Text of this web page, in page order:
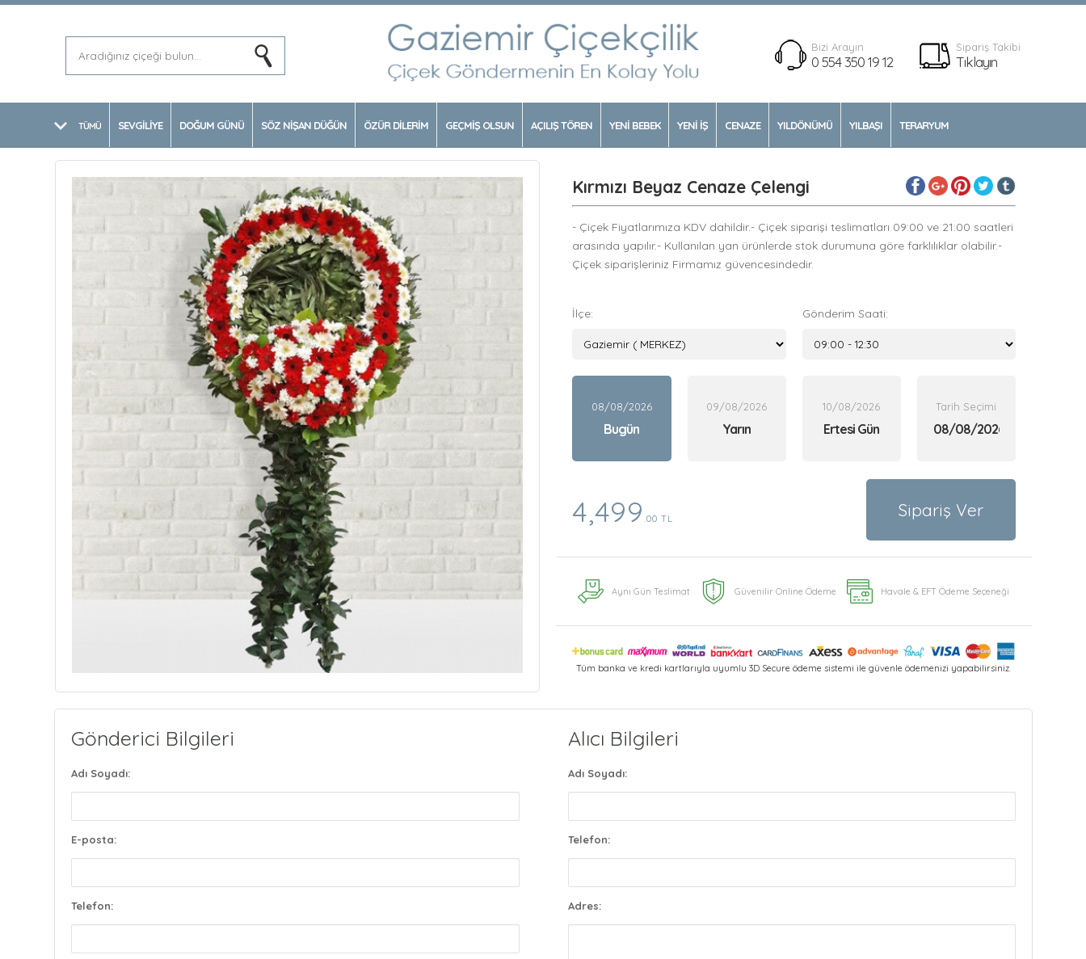
Bizi Arayın
0 554 350 19 12
Sipariş Takibi
Tıklayın
TÜMÜ SEVGİLİYE DOĞUM GÜNÜ SÖZ NİŞAN DÜĞÜN ÖZÜR DİLERİM GEÇMİŞ OLSUN AÇILIŞ TÖREN YENİ BEBEK YENİ İŞ CENAZE YILDÖNÜMÜ YILBAŞI TERARYUM
Kırmızı Beyaz Cenaze Çelengi
- Çiçek Fiyatlarımıza KDV dahildir.- Çiçek siparişi teslimatları 09:00 ve 21:00 saatleri
arasında yapılır.- Kullanılan yan ürünlerde stok durumuna göre farklılıklar olabilir.-
Çiçek siparişleriniz Firmamız güvencesindedir.
İlçe: Gönderim Saati:
08/08/2026
Bugün
09/08/2026
Yarın
10/08/2026
Ertesi Gün
Tarih Seçimi
4,499 .00 TL Sipariş Ver
Aynı Gün Teslimat Güvenilir Online Ödeme Havale & EFT Ödeme Seçeneği
Tüm banka ve kredi kartlarıyla uyumlu 3D Secure ödeme sistemi ile güvenle ödemenizi yapabilirsiniz.
Gönderici Bilgileri
Adı Soyadı:
E-posta:
Telefon:
Alıcı Bilgileri
Adı Soyadı:
Telefon:
Adres: